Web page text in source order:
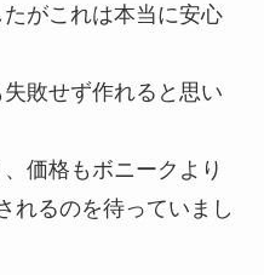
がこれは本当に安心
敗せず作れると思い
価格もボニークより
れるのを待っていまし